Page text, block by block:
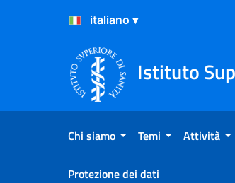
Salta al Contenuto
Salta al Footer
Istituto
Chi siamo Temi Attività
Protezione dei dati